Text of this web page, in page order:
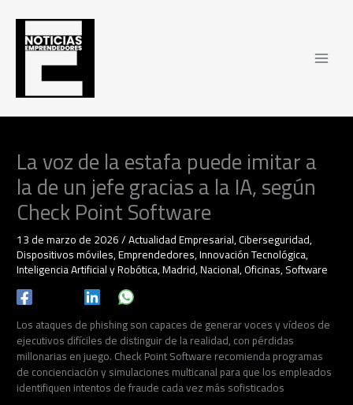
contenido
La voz de la estafa puede imitar a
la de un jefe gracias a la IA, según
Check Point Software
13 de marzo de 2026/Actualidad Empresarial,Ciberseguridad,
Dispositivos móviles,Emprendedores,Innovación Tecnológica,
Inteligencia Artificial y Robótica,Madrid,Nacional,Oficinas,Software
Los ataques de phishing son capaces de generar voces y vídeos de
ejecutivos difíciles de distinguir de la realidad, con pérdidas
millonarias en juego. Check Point Software recomienda programas
de concienciación y simulaciones multicanal para que los empleados
identifiquen intentos de fraude cada vez más sofisticados